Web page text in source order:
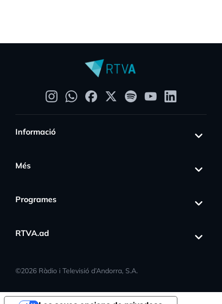
Informació
Més
Programes
RTVA.ad
©2026 Ràdio i Televisió d’Andorra, S.A.